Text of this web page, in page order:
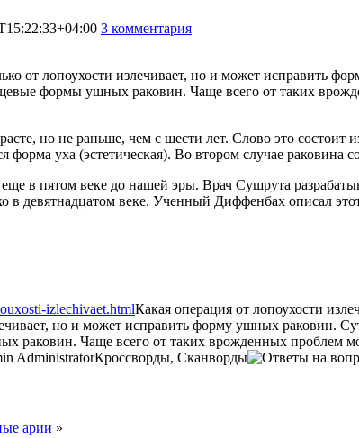
3 комментария
от лопоухости излечивает, но и может исправить
формы ушных раковин. Чаще всего от таких
но не раньше, чем с шести лет. Слово это состоит
уха (эстетическая). Во втором случае раковина
в пятом веке до нашей эры. Врач Сушрута
девятнадцатом веке. Ученный Диффенбах описал
izlechivaet.htmlКакая операция от лопоухости
но и может исправить форму ушных раковин.
раковин. Чаще всего от таких врожденных проблем
AdministratorКроссворды, Сканворды
арии »